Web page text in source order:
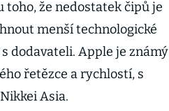
že nedostatek čipů je
menší technologické
dodavateli. Apple je známý
řetězce a rychlostí, s
Asia.